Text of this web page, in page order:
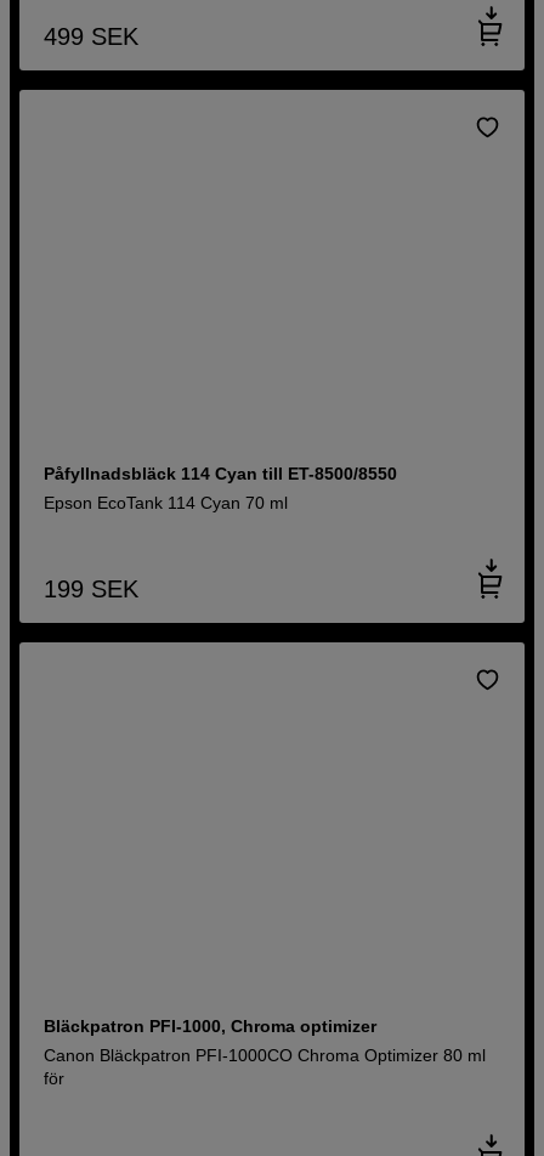
499 SEK
Påfyllnadsbläck 114 Cyan till ET-8500/8550
Epson EcoTank 114 Cyan 70 ml
199 SEK
Bläckpatron PFI-1000, Chroma optimizer
Canon Bläckpatron PFI-1000CO Chroma Optimizer 80 ml
för